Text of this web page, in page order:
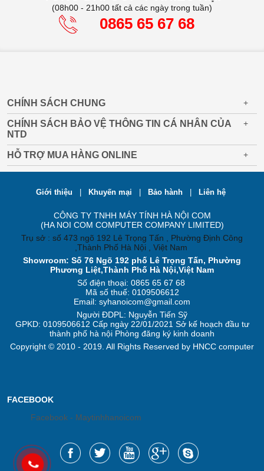
(08h00 - 21h00 tất cả các ngày trong tuần)
0865 65 67 68
CHÍNH SÁCH CHUNG +
CHÍNH SÁCH BẢO VỆ THÔNG TIN CÁ NHÂN CỦA
NTD
+
HỖ TRỢ MUA HÀNG ONLINE +
Giới thiệu Khuyến mại Bảo hành Liên hệ
CÔNG TY TNHH MÁY TÍNH HÀ NỘI COM
(HA NOI COM COMPUTER COMPANY LIMITED)
Trụ sở : số 473 ngõ 192 Lê Trọng Tấn , Phường Định Công
,Thành Phố Hà Nội , Việt Nam
Showroom: Số 76 Ngõ 192 phố Lê Trọng Tấn, Phường
Phương Liệt,Thành Phố Hà Nội,Việt Nam
Số điện thoại: 0865 65 67 68
Mã số thuế: 0109506612
Email: syhanoicom@gmail.com
Người ĐDPL: Nguyễn Tiến Sỹ
GPKD: 0109506612 Cấp ngày 22/01/2021 Sở kế hoạch đầu tư
thành phố hà nội Phòng đăng ký kinh doanh
Copyright © 2010 - 2019. All Rights Reserved by HNCC computer
FACEBOOK
Facebook - Maytinhhanoicom